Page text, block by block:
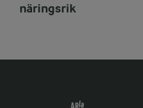
näringsrik